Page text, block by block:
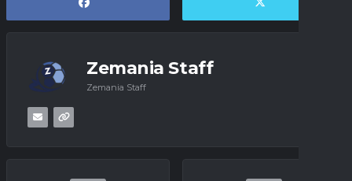
Zemania Staff
Zemania Staff